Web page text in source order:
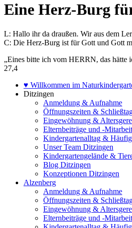
Eine Herz-Burg
L: Hallo ihr da draußen. Wir aus dem
C: Die Herz-Burg ist für Gott und Gott
„Eines bitte ich vom HERRN, das hätte
27,4
♥ Willkommen im
Ditzingen
Anmeldung & Aufnahme
Öffnungszeiten &
Eingewöhnung &
Elternbeiträge und -Mitarbeit
Kindergartenalltag &
Unser Team Ditzingen
Kindergartengelände &
Blog Ditzingen
Konzeptionen Ditzingen
Alzenberg
Anmeldung & Aufnahme
Öffnungszeiten &
Eingewöhnung &
Elternbeiträge und -Mitarbeit